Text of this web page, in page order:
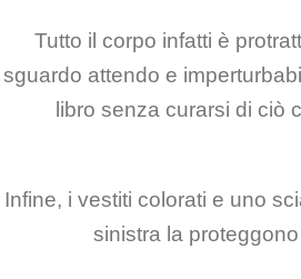
Tutto il corpo infatti è
sguardo attendo e
libro senza curarsi di ciò
Infine, i vestiti colorati e uno
sinistra la